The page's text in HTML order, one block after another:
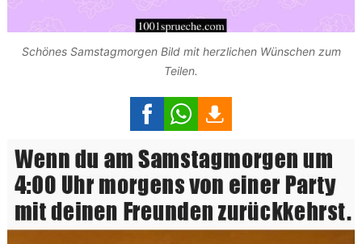
Schönes Samstagmorgen Bild mit herzlichen Wünschen zum
Teilen.